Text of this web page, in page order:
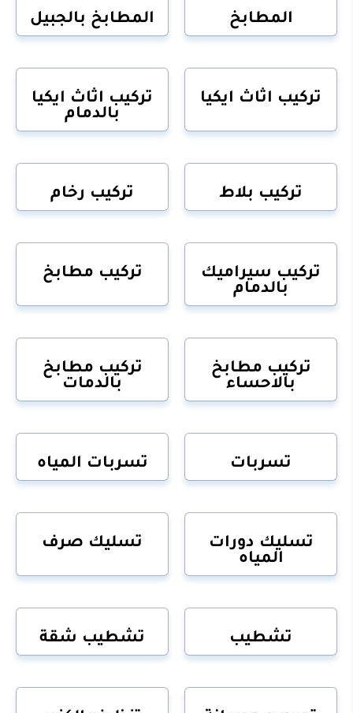
المطابخ المطابخ بالجبيل
تركيب اثاث ايكيا
تركيب اثاث ايكيا
بالدمام
تركيب بلاط تركيب رخام
تركيب سيراميك
بالدمام
تركيب مطابخ
تركيب مطابخ
بالاحساء
تركيب مطابخ
بالدمات
تسربات تسربات المياه
تسليك دورات
المياه
تسليك صرف
تشطيب تشطيب شقة